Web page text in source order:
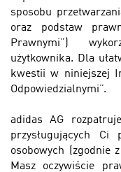
sposobu
oraz podstaw
Prawnymi”)
użytkownika. Dla
kwestii w niniejszej
Odpowiedzialnymi”.
adidas AG
przysługujących
osobowych (zgodnie
Masz oczywiście